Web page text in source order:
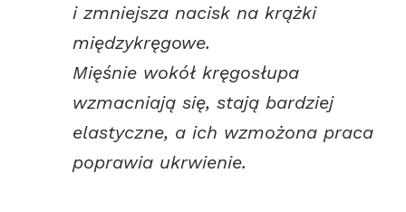
i zmniejsza nacisk na krążki
międzykręgowe.
Mięśnie wokół kręgosłupa
wzmacniają się, stają bardziej
elastyczne, a ich wzmożona praca
poprawia ukrwienie.